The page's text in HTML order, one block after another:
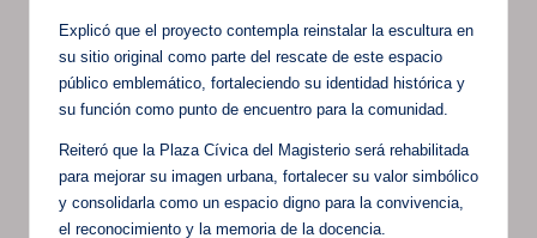
Explicó que el proyecto contempla reinstalar la escultura en
su sitio original como parte del rescate de este espacio
público emblemático, fortaleciendo su identidad histórica y
su función como punto de encuentro para la comunidad.
Reiteró que la Plaza Cívica del Magisterio será rehabilitada
para mejorar su imagen urbana, fortalecer su valor simbólico
y consolidarla como un espacio digno para la convivencia,
el reconocimiento y la memoria de la docencia.